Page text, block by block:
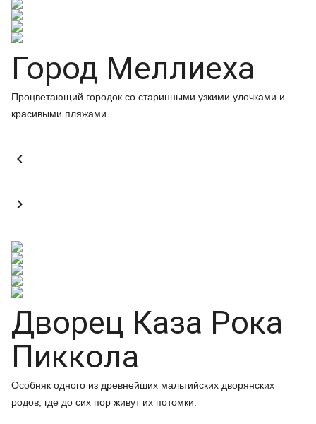
Город Меллиеха
Процветающий городок со старинными узкими улочками и
красивыми пляжами.


Дворец Каза Рока
Пиккола
Особняк одного из древнейших мальтийских дворянских
родов, где до сих пор живут их потомки.